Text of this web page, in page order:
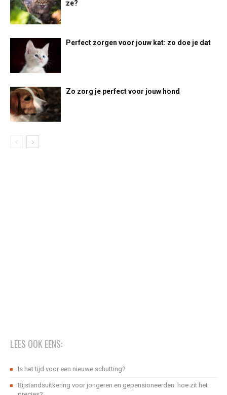
ze?
Perfect zorgen voor jouw kat: zo doe je dat
Zo zorg je perfect voor jouw hond
LEES OOK EENS:
Is het tijd voor een nieuwe schutting?
Bijstandsuitkering voor jongeren en gepensioneerden: hoe zit het